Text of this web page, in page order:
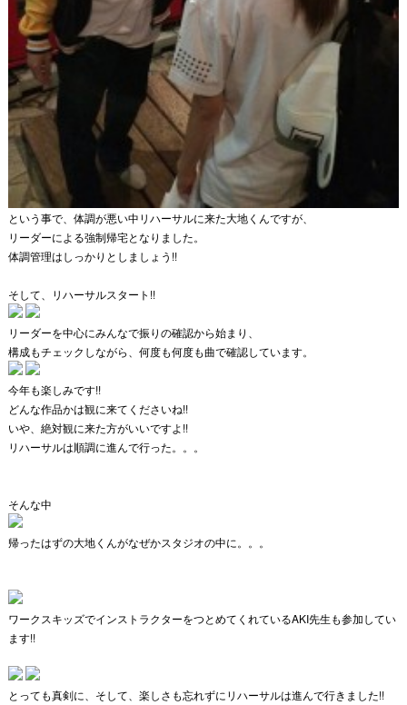
という事で、体調が悪い中リハーサルに来た大地くんですが、
リーダーによる強制帰宅となりました。
体調管理はしっかりとしましょう!!
そして、リハーサルスタート!!
リーダーを中心にみんなで振りの確認から始まり、
構成もチェックしながら、何度も何度も曲で確認しています。
今年も楽しみです!!
どんな作品かは観に来てくださいね!!
いや、絶対観に来た方がいいですよ!!
リハーサルは順調に進んで行った。。。
そんな中
帰ったはずの大地くんがなぜかスタジオの中に。。。
ワークスキッズでインストラクターをつとめてくれているAKI先生も参加してい
ます!!
とっても真剣に、 そして、楽しさも忘れずにリハーサルは進んで行きました!!